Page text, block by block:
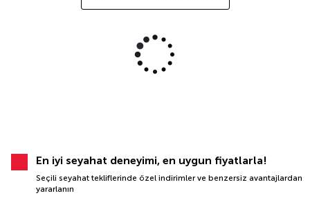
En iyi seyahat deneyimi, en uygun fiyatlarla!
Seçili seyahat tekliflerinde özel indirimler ve benzersiz avantajlardan
yararlanın